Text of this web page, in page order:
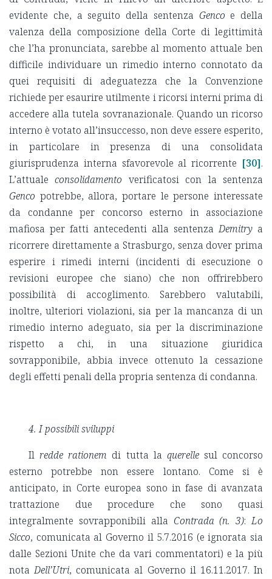
evidente che, a seguito della sentenza Genco e della
valenza della composizione della Corte di legittimità
che l’ha pronunciata, sarebbe al momento attuale ben
difficile individuare un rimedio interno connotato da
quei requisiti di adeguatezza che la Convenzione
richiede per esaurire utilmente i ricorsi interni prima di
accedere alla tutela sovranazionale. Quando un ricorso
interno è votato all’insuccesso, non deve essere esperito,
in particolare in presenza di una consolidata
giurisprudenza interna sfavorevole al ricorrente [30].
L’attualeconsolidamento verificatosi con la sentenza
Genco potrebbe, allora, portare le persone interessate
da condanne per concorso esterno in associazione
mafiosa per fatti antecedenti alla sentenzaDemitry a
ricorrere direttamente a Strasburgo, senza dover prima
esperire i rimedi interni (incidenti di esecuzione o
revisioni europee che siano) che non offrirebbero
possibilità di accoglimento. Sarebbero valutabili,
inoltre, ulteriori violazioni, sia per la mancanza di un
rimedio interno adeguato, sia per la discriminazione
rispetto a chi, in una situazione giuridica
sovrapponibile, abbia invece ottenuto la cessazione
degli effetti penali della propria sentenza di condanna.
4. I possibili sviluppi
Ilredde rationem di tutta la querellesul concorso
esterno potrebbe non essere lontano. Come si è
anticipato, in Corte europea sono in fase di avanzata
trattazione due procedure che sono quasi
integralmente sovrapponibili alla Contrada (n. 3): Lo
Sicco, comunicata al Governo il 5.7.2016 (e ignorata sia
dalle Sezioni Unite che da vari commentatori) e la più
notaDell’Utri, comunicata al Governo il 16.11.2017. In